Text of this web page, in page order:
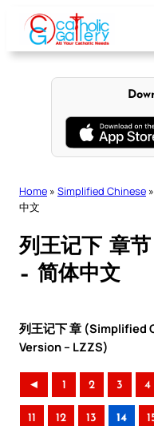
content
Home » Simplified Chinese »
中文
列王记下 章
– 简体中文
列王记下 章 (Simplified
Version – LZZS)
◄ 1 2 3 4
11 12 13 14